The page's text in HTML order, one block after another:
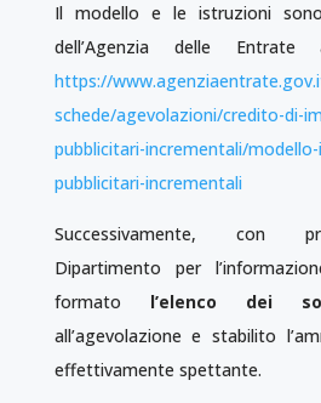
Il modello e le istruzioni
dell’Agenzia delle
https://
schede/agevolazioni/credito-di-
pubblicitari-incrementali/
pubblicitari-incrementali
Successivamente, con
Dipartimento per
formato l’elenco dei
all’agevolazione e stabilito
effettivamente spettante.